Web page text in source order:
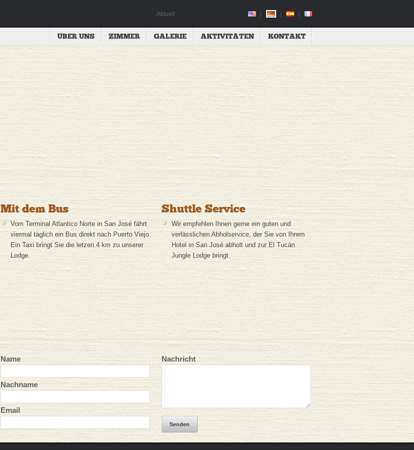
Aktuell
ÜBER UNS ZIMMER GALERIE AKTIVITÄTEN KONTAKT
Mit dem Bus
Vom Terminal Atlantico Norte in San José fährt
viermal täglich ein Bus direkt nach Puerto Viejo.
Ein Taxi bringt Sie die letzen 4 km zu unserer
Lodge.
Shuttle Service
Wir empfehlen Ihnen gerne ein guten und
verlässlichen Abholservice, der Sie von Ihrem
Hotel in San José abholt und zur El Tucán
Jungle Lodge bringt.
Name
Nachname
Email
Nachricht
Senden